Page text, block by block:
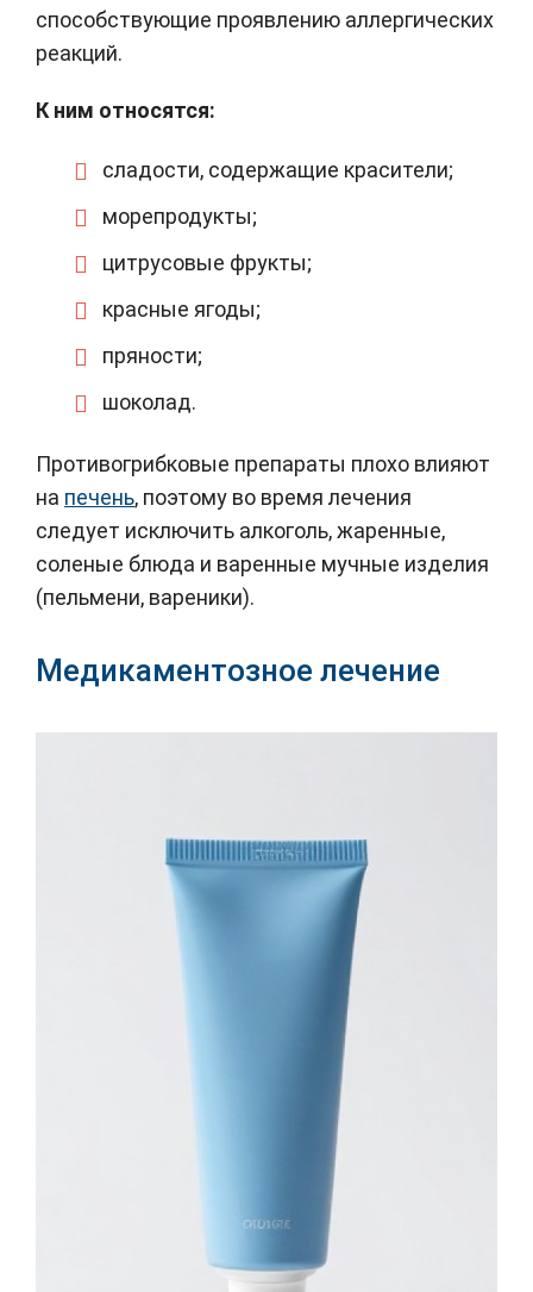
способствующие проявлению аллергических
реакций.
К ним относятся:
сладости, содержащие красители;
морепродукты;
цитрусовые фрукты;
красные ягоды;
пряности;
шоколад.
Противогрибковые препараты плохо влияют
на печень, поэтому во время лечения
следует исключить алкоголь, жаренные,
соленые блюда и варенные мучные изделия
(пельмени, вареники).
Медикаментозное лечение